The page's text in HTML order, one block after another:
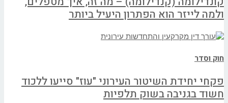
ולמה לייזר הוא הפתרון היעיל ביותר
חוק וסדר
פקחי יחידת השיטור העירוני "עוז" סייעו ללכוד
חשוד בגניבה בשוק תלפיות